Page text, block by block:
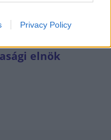
Privacy Policy
elnök